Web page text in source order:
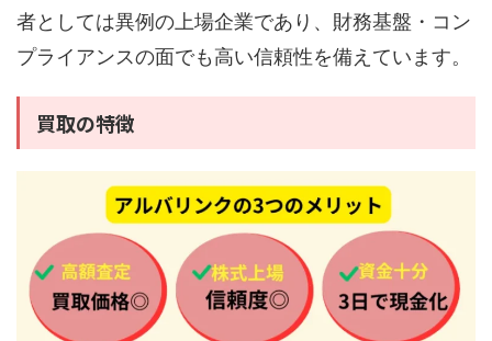
者としては異例の上場企業であり、財務基盤・コン
プライアンスの面でも高い信頼性を備えています。
買取の特徴